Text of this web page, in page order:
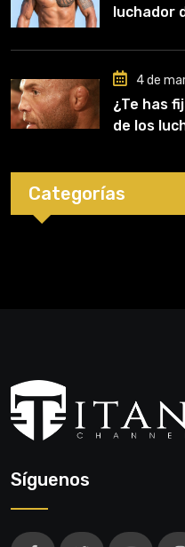
luchador
4 de
¿Te has
de los
Categorías
Síguenos